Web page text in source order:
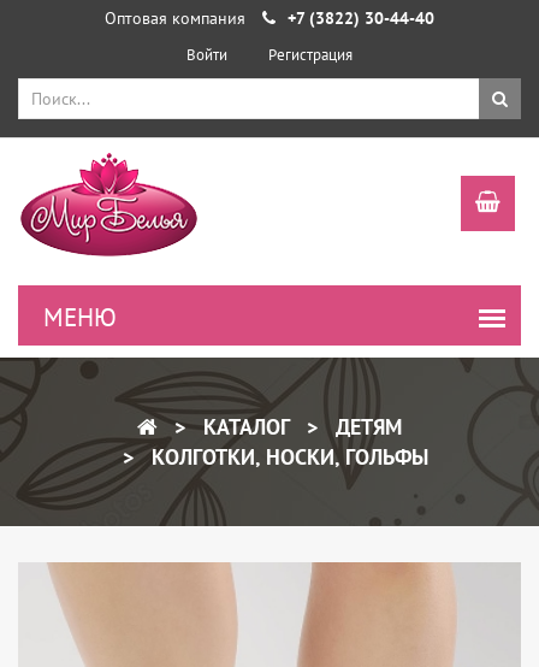
Оптовая компания +7 (3822) 30-44-40
Войти Регистрация
КАТАЛОГ
ДЕТЯМ
КОЛГОТКИ, НОСКИ, ГОЛЬФЫ